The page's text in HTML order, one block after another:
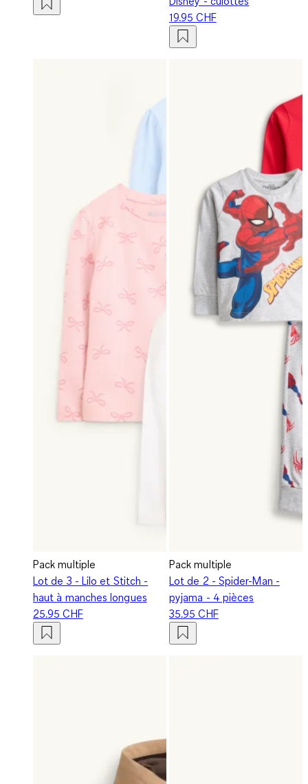
19.95 CHF
Pack multiple
Lot de 3 - Lilo et Stitch -
haut à manches longues
25.95 CHF
Pack multiple
Lot de 2 - Spider-Man -
pyjama - 4 pièces
35.95 CHF